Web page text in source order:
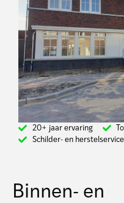
20+ jaar ervaring
Schilder- en herstelservice
Binnen- en